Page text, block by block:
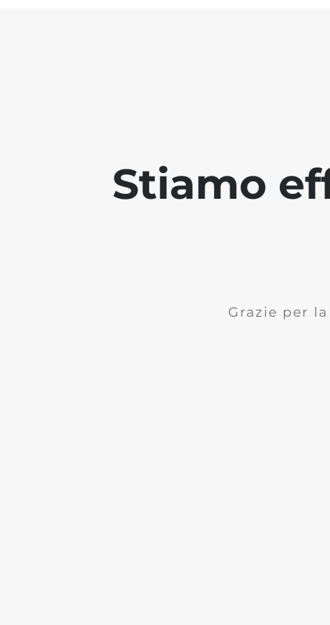
Stiamo
Grazie per